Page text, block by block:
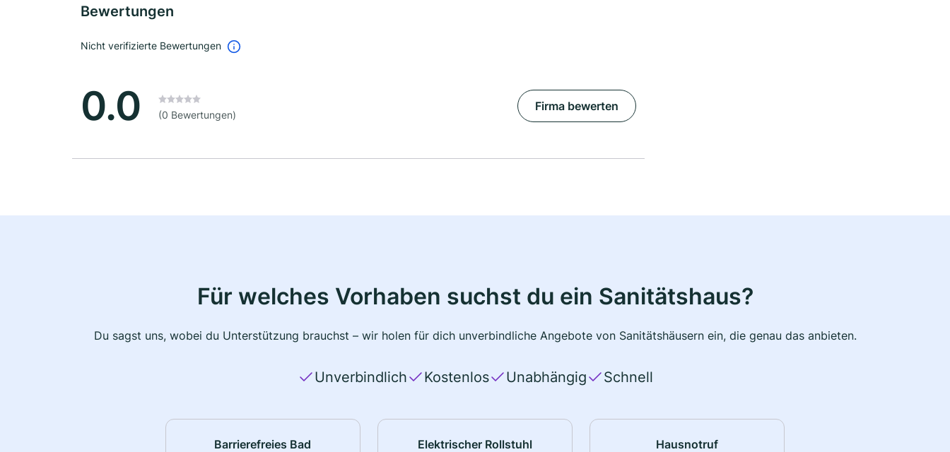
Bewertungen
Nicht verifizierte Bewertungen
0.0 (0 Bewertungen)
Firma bewerten
Für welches Vorhaben suchst du ein Sanitätshaus?
Du sagst uns, wobei du Unterstützung brauchst – wir holen für dich unverbindliche Angebote von Sanitätshäusern ein, die genau das anbieten.
Unverbindlich Kostenlos Unabhängig Schnell
Barrierefreies Bad Elektrischer Rollstuhl Hausnotruf